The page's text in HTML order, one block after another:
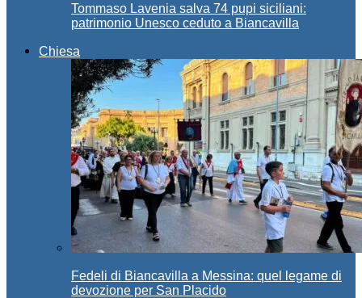
Tommaso Lavenia salva 74 pupi siciliani:
patrimonio Unesco ceduto a Biancavilla
Chiesa
Fedeli di Biancavilla a Messina: quel legame di
devozione per San Placido